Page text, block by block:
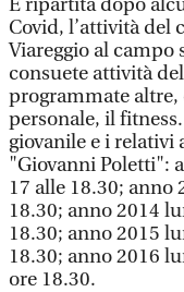
È ripartita dopo
Covid, l’attività del
Viareggio al campo
consuete attività
programmate altre,
personale, il
giovanile e i relativi
"Giovanni Poletti":
17 alle 18.30; anno
18.30; anno 2014
18.30; anno 2015
18.30; anno 2016
ore 18.30.